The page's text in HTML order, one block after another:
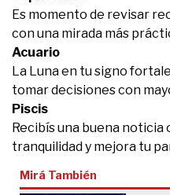
Es momento de revisar
con una mirada más
Acuario
La Luna en tu signo
tomar decisiones con
Piscis
Recibís una buena
tranquilidad y mejora tu
Mirá También